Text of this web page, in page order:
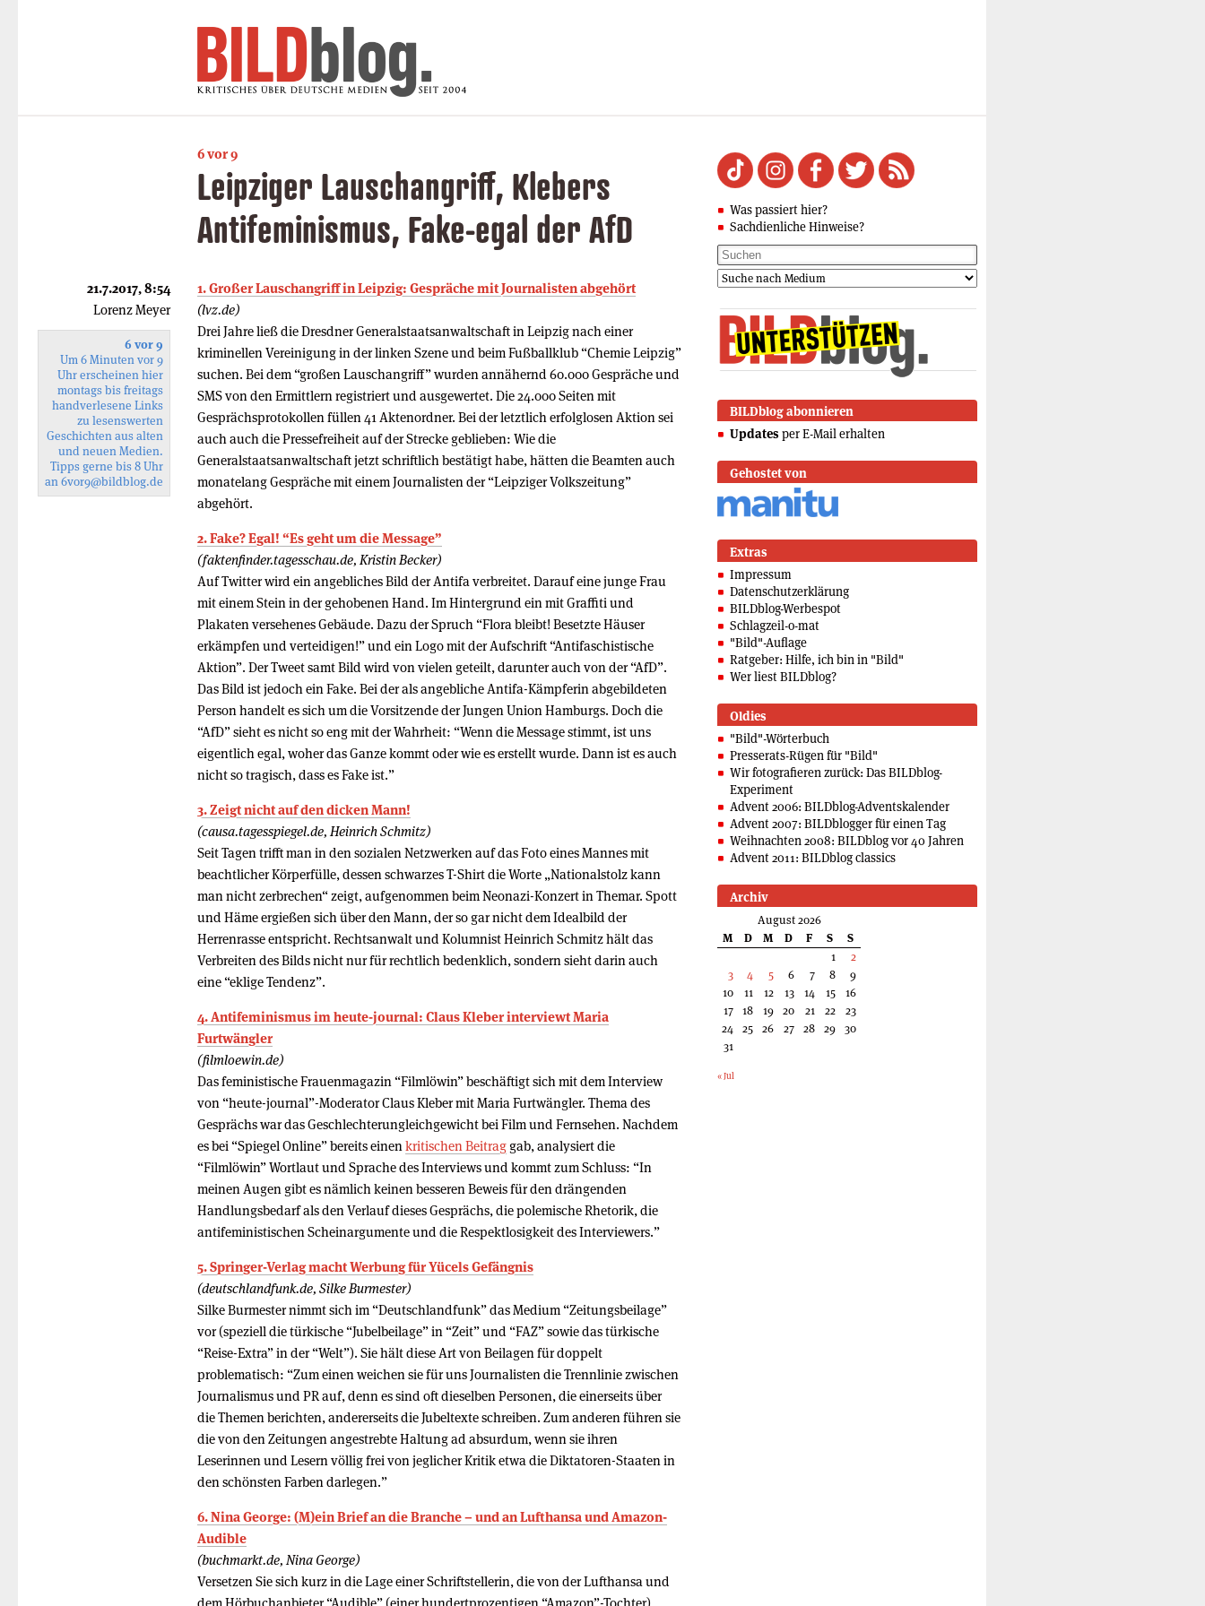
6 vor 9
Leipziger Lauschangriff, Klebers
Antifeminismus, Fake-egal der AfD
1. Großer Lauschangriff in Leipzig: Gespräche mit Journalisten abgehört
(lvz.de)
Drei Jahre ließ die Dresdner Generalstaatsanwaltschaft in Leipzig nach einer
kriminellen Vereinigung in der linken Szene und beim Fußballklub “Chemie Leipzig”
suchen. Bei dem “großen Lauschangriff” wurden annähernd 60.000 Gespräche und
SMS von den Ermittlern registriert und ausgewertet. Die 24.000 Seiten mit
Gesprächsprotokollen füllen 41 Aktenordner. Bei der letztlich erfolglosen Aktion sei
auch auch die Pressefreiheit auf der Strecke geblieben: Wie die
Generalstaatsanwaltschaft jetzt schriftlich bestätigt habe, hätten die Beamten auch
monatelang Gespräche mit einem Journalisten der “Leipziger Volkszeitung”
abgehört.
2. Fake? Egal! “Es geht um die Message”
(faktenfinder.tagesschau.de, Kristin Becker)
Auf Twitter wird ein angebliches Bild der Antifa verbreitet. Darauf eine junge Frau
mit einem Stein in der gehobenen Hand. Im Hintergrund ein mit Graffiti und
Plakaten versehenes Gebäude. Dazu der Spruch “Flora bleibt! Besetzte Häuser
erkämpfen und verteidigen!” und ein Logo mit der Aufschrift “Antifaschistische
Aktion”. Der Tweet samt Bild wird von vielen geteilt, darunter auch von der “AfD”.
Das Bild ist jedoch ein Fake. Bei der als angebliche Antifa-Kämpferin abgebildeten
Person handelt es sich um die Vorsitzende der Jungen Union Hamburgs. Doch die
“AfD” sieht es nicht so eng mit der Wahrheit: “Wenn die Message stimmt, ist uns
eigentlich egal, woher das Ganze kommt oder wie es erstellt wurde. Dann ist es auch
nicht so tragisch, dass es Fake ist.”
3. Zeigt nicht auf den dicken Mann!
(causa.tagesspiegel.de, Heinrich Schmitz)
Seit Tagen trifft man in den sozialen Netzwerken auf das Foto eines Mannes mit
beachtlicher Körperfülle, dessen schwarzes T-Shirt die Worte „Nationalstolz kann
man nicht zerbrechen“ zeigt, aufgenommen beim Neonazi-Konzert in Themar. Spott
und Häme ergießen sich über den Mann, der so gar nicht dem Idealbild der
Herrenrasse entspricht. Rechtsanwalt und Kolumnist Heinrich Schmitz hält das
Verbreiten des Bilds nicht nur für rechtlich bedenklich, sondern sieht darin auch
eine “eklige Tendenz”.
4. Antifeminismus im heute-journal: Claus Kleber interviewt Maria
Furtwängler
(filmloewin.de)
Das feministische Frauenmagazin “Filmlöwin” beschäftigt sich mit dem Interview
von “heute-journal”-Moderator Claus Kleber mit Maria Furtwängler. Thema des
Gesprächs war das Geschlechterungleichgewicht bei Film und Fernsehen. Nachdem
es bei “Spiegel Online” bereits einen kritischen Beitraggab, analysiert die
“Filmlöwin” Wortlaut und Sprache des Interviews und kommt zum Schluss: “In
meinen Augen gibt es nämlich keinen besseren Beweis für den drängenden
Handlungsbedarf als den Verlauf dieses Gesprächs, die polemische Rhetorik, die
antifeministischen Scheinargumente und die Respektlosigkeit des Interviewers.”
5. Springer-Verlag macht Werbung für Yücels Gefängnis
(deutschlandfunk.de, Silke Burmester)
Silke Burmester nimmt sich im “Deutschlandfunk” das Medium “Zeitungsbeilage”
vor (speziell die türkische “Jubelbeilage” in “Zeit” und “FAZ” sowie das türkische
“Reise-Extra” in der “Welt”). Sie hält diese Art von Beilagen für doppelt
problematisch: “Zum einen weichen sie für uns Journalisten die Trennlinie zwischen
Journalismus und PR auf, denn es sind oft dieselben Personen, die einerseits über
die Themen berichten, andererseits die Jubeltexte schreiben. Zum anderen führen sie
die von den Zeitungen angestrebte Haltung ad absurdum, wenn sie ihren
Leserinnen und Lesern völlig frei von jeglicher Kritik etwa die Diktatoren-Staaten in
den schönsten Farben darlegen.”
6. Nina George: (M)ein Brief an die Branche – und an Lufthansa und Amazon-
Audible
(buchmarkt.de, Nina George)
Versetzen Sie sich kurz in die Lage einer Schriftstellerin, die von der Lufthansa und
dem Hörbuchanbieter “Audible” (einer hundertprozentigen “Amazon”-Tochter)
21.7.2017, 8:54
Lorenz Meyer
6 vor 9
Um 6 Minuten vor 9
Uhr erscheinen hier
montags bis freitags
handverlesene Links
zu lesenswerten
Geschichten aus alten
und neuen Medien.
Tipps gerne bis 8 Uhr
an6vor9@bildblog.de
Was passiert hier?
Sachdienliche Hinweise?
BILDblog abonnieren
Updates per E-Mail erhalten
Gehostet von
Extras
Impressum
Datenschutzerklärung
BILDblog-Werbespot
Schlagzeil-o-mat
"Bild"-Auflage
Ratgeber: Hilfe, ich bin in "Bild"
Wer liest BILDblog?
Oldies
"Bild"-Wörterbuch
Presserats-Rügen für "Bild"
Wir fotografieren zurück: Das BILDblog-
Experiment
Advent 2006: BILDblog-Adventskalender
Advent 2007: BILDblogger für einen Tag
Weihnachten 2008: BILDblog vor 40 Jahren
Advent 2011: BILDblog classics
Archiv
August 2026
M
D M D F S
S
1
2
3
4 5 6 7 8
9
10
11 12 13 14 15
16
17 18 19 20 21 22
23
24 25 26 27 28 29 30
31
« Jul